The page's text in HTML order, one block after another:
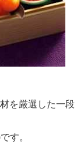
を厳選した一段
す。